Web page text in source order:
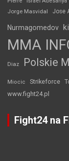
Jorge Masvidal Jose
Nurmagomedov
MMA
Diaz Polskie
Miocic Strikeforce
www.fight24.pl
Fight24 na